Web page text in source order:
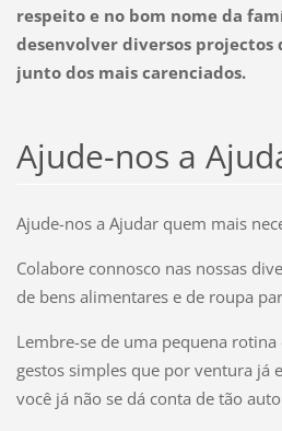
respeito e no bom nome da
desenvolver diversos projectos
junto dos mais carenciados.
Ajude-nos a
Ajude-nos a Ajudar quem mais
Colabore connosco nas nossas
de bens alimentares e de roupa
Lembre-se de uma pequena
gestos simples que por ventura já
você já não se dá conta de tão